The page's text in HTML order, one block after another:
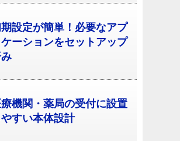
設定が簡単！必要なアプ
ケーションをセットアップ
療機関・薬局の受付に設置
やすい本体設計